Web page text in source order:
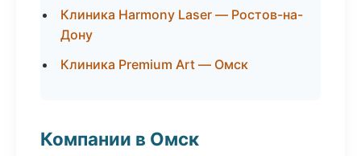
Клиника Harmony Laser — Ростов-на-
Дону
Клиника Premium Art — Омск
Компании в Омск